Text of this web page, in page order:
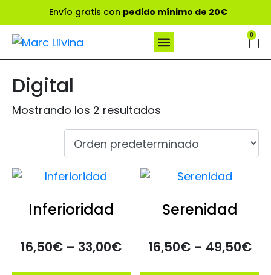
Envío gratis con pedido mínimo de 20€
0
Digital
Mostrando los 2 resultados
Inferioridad
16,50€ – 33,00€
Serenidad
16,50€– 49,50€